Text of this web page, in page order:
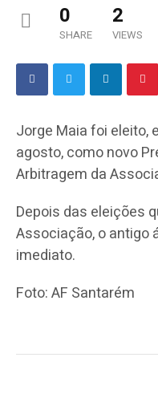
0
SHARE
2
VIEWS
Jorge Maia foi eleito,
agosto, como novo
Arbitragem da
Depois das eleições
Associação, o antigo
imediato.
Foto: AF Santarém